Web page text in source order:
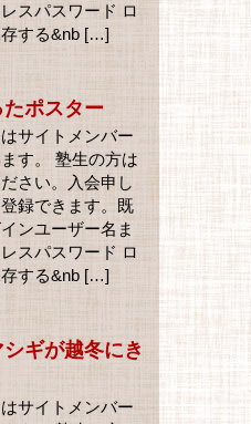
スパスワード ロ
する&nb […]
ポスター
サイトメンバー
す。 塾生の方は
さい。入会申し
録できます。既
ンユーザー名ま
スパスワード ロ
する&nb […]
ギが越冬にき
サイトメンバー